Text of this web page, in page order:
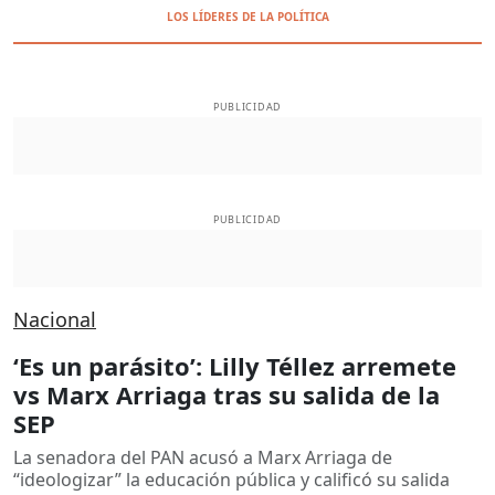
LOS LÍDERES DE LA POLÍTICA
PUBLICIDAD
PUBLICIDAD
Nacional
‘Es un parásito’: Lilly Téllez arremete
vs Marx Arriaga tras su salida de la
SEP
La senadora del PAN acusó a Marx Arriaga de
“ideologizar” la educación pública y calificó su salida